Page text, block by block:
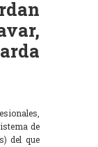
de
del que